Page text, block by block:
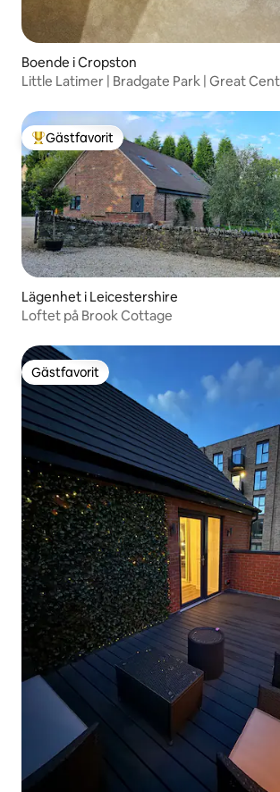
Boende i Cropston
Little Latimer | Bradgate Park | Great
Populär gästfavorit
Gästfavorit
Lägenhet i Leicestershire
Loftet på Brook Cottage
Gästfavorit
Gästfavorit